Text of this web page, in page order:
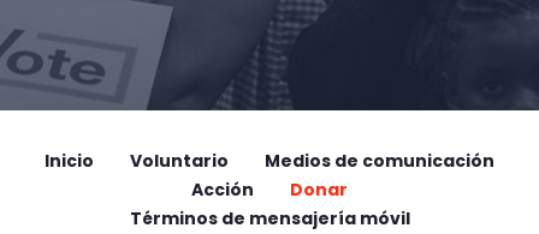
Inicio Voluntario
Medios de comunicación
Acción
Donar
Términos de mensajería móvil